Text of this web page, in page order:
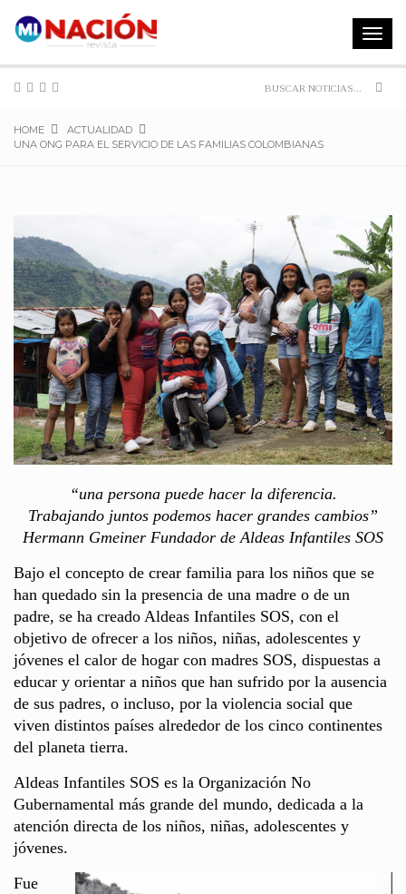
Toggle
HOME
ACTUALIDAD
UNA ONG PARA EL SERVICIO DE LAS FAMILIAS COLOMBIANAS
“una persona puede hacer la diferencia.
Trabajando juntos podemos hacer grandes cambios”
Hermann Gmeiner Fundador de Aldeas Infantiles SOS
Bajo el concepto de crear familia para los niños que se
han quedado sin la presencia de una madre o de un
padre, se ha creado Aldeas Infantiles SOS, con el
objetivo de ofrecer a los niños, niñas, adolescentes y
jóvenes el calor de hogar con madres SOS, dispuestas a
educar y orientar a niños que han sufrido por la ausencia
de sus padres, o incluso, por la violencia social que
viven distintos países alrededor de los cinco continentes
del planeta tierra.
Aldeas Infantiles SOS es la Organización No
Gubernamental más grande del mundo, dedicada a la
atención directa de los niños, niñas, adolescentes y
jóvenes.
Fue